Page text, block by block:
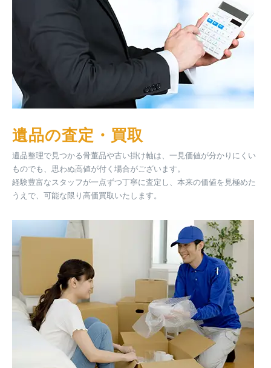
遺品の査定・買取
遺品整理で見つかる骨董品や古い掛け軸は、一見価値が分かりにくい
ものでも、思わぬ高値が付く場合がございます。
経験豊富なスタッフが一点ずつ丁寧に査定し、本来の価値を見極めた
うえで、可能な限り高価買取いたします。